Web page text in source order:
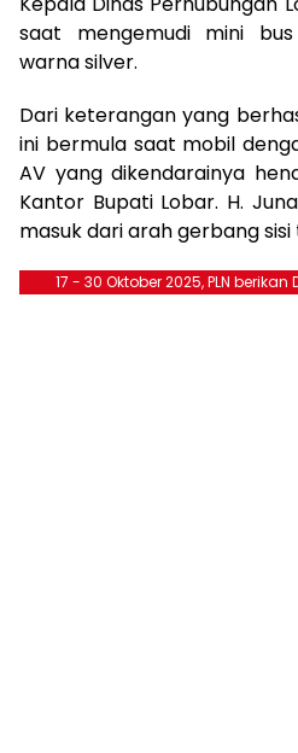
saat mengemudi mini
warna silver.
Dari keterangan yang
ini bermula saat mobil
AV yang dikendarainya
Kantor Bupati Lobar. H.
masuk dari arah gerbang sisi
17 - 30 Oktober 2025, PLN